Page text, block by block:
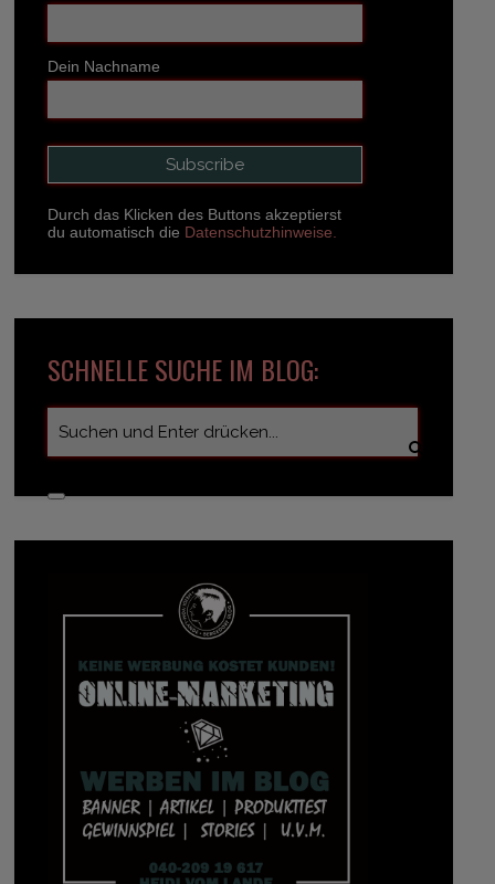
Dein Nachname
Durch das Klicken des Buttons akzeptierst
du automatisch die Datenschutzhinweise.
SCHNELLE SUCHE IM BLOG: